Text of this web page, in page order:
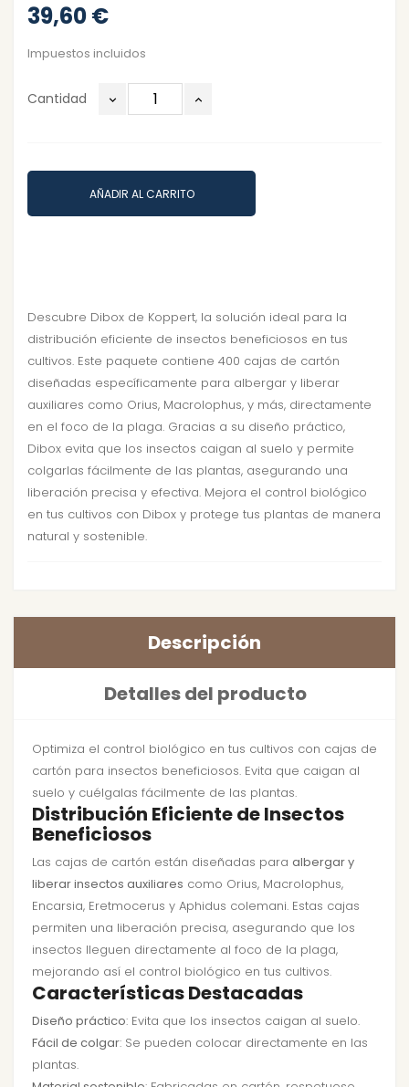
39,60 €
Impuestos incluidos
Cantidad
AÑADIR AL CARRITO
Descubre Dibox de Koppert, la solución ideal para la
distribución eficiente de insectos beneficiosos en tus
cultivos. Este paquete contiene 400 cajas de cartón
diseñadas específicamente para albergar y liberar
auxiliares como Orius, Macrolophus, y más, directamente
en el foco de la plaga. Gracias a su diseño práctico,
Dibox evita que los insectos caigan al suelo y permite
colgarlas fácilmente de las plantas, asegurando una
liberación precisa y efectiva. Mejora el control biológico
en tus cultivos con Dibox y protege tus plantas de manera
natural y sostenible.
Descripción
Detalles del producto
Optimiza el control biológico en tus cultivos con cajas de
cartón para insectos beneficiosos. Evita que caigan al
suelo y cuélgalas fácilmente de las plantas.
Distribución Eficiente de Insectos
Beneficiosos
Las cajas de cartón están diseñadas para albergar y
liberar insectos auxiliares como Orius, Macrolophus,
Encarsia, Eretmocerus y Aphidus colemani. Estas cajas
permiten una liberación precisa, asegurando que los
insectos lleguen directamente al foco de la plaga,
mejorando así el control biológico en tus cultivos.
Características Destacadas
Diseño práctico: Evita que los insectos caigan al suelo.
Fácil de colgar: Se pueden colocar directamente en las
plantas.